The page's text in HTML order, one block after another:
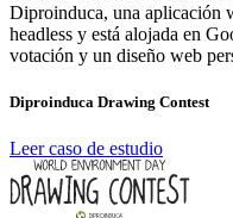
Diproinduca, una aplicación
headless y está alojada en
votación y un diseño web
Diproinduca Drawing Contest
Leer caso de estudio